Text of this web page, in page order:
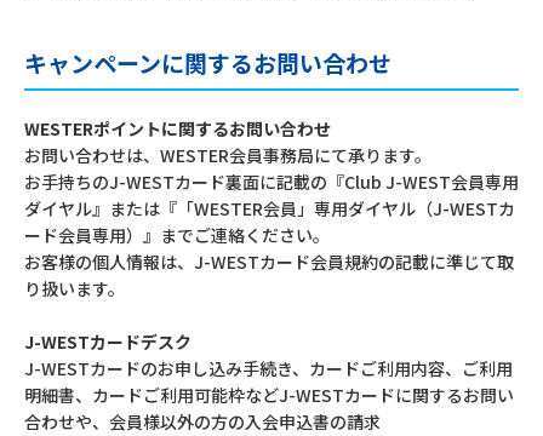
キャンペーンに関するお問い合わせ
WESTERポイントに関するお問い合わせ
お問い合わせは、WESTER会員事務局にて承ります。
お手持ちのJ-WESTカード裏面に記載の『Club J-WEST会員専用
ダイヤル』または『「WESTER会員」専用ダイヤル（J-WESTカ
ード会員専用）』までご連絡ください。
お客様の個人情報は、J-WESTカード会員規約の記載に準じて取
り扱います。
J-WESTカードデスク
J-WESTカードのお申し込み手続き、カードご利用内容、ご利用
明細書、カードご利用可能枠などJ-WESTカードに関するお問い
合わせや、会員様以外の方の入会申込書の請求